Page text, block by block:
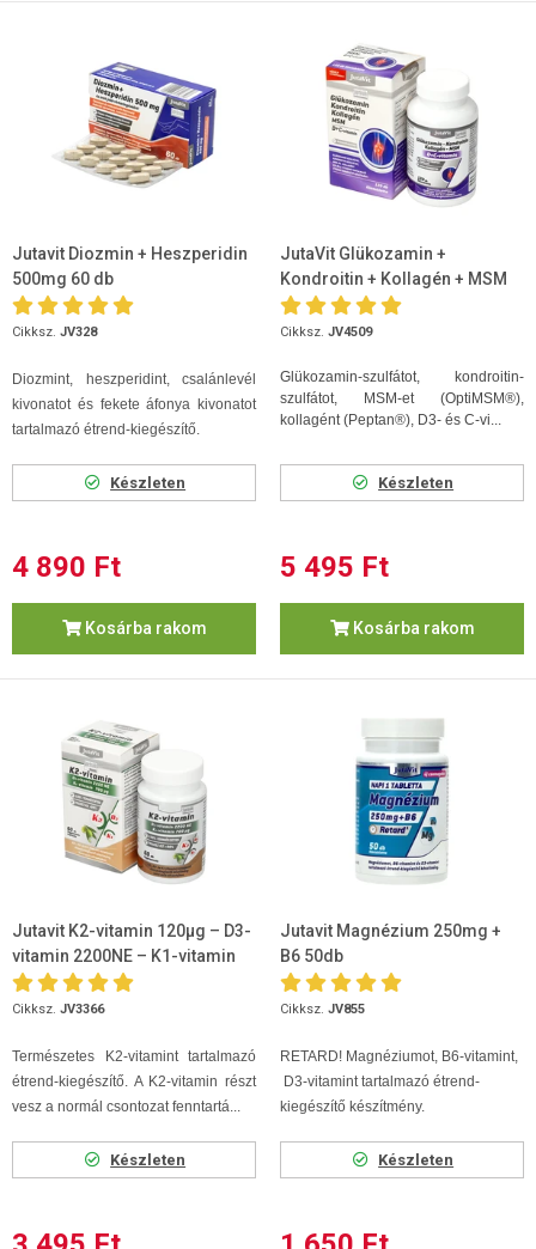
Jutavit Diozmin + Heszperidin
500mg 60 db
Cikksz. JV328
Diozmint, heszperidint, csalánlevél
kivonatot és fekete áfonya kivonatot
tartalmazó étrend-kiegészítő.
Készleten
4 890 Ft
Kosárba rakom
JutaVit Glükozamin +
Kondroitin + Kollagén + MSM
D+C vitamin 120db tabletta
Cikksz. JV4509
Glükozamin-szulfátot, kondroitin-
szulfátot, MSM-et (OptiMSM®),
kollagént (Peptan®), D3- és C-vi...
Készleten
5 495 Ft
Kosárba rakom
Jutavit K2-vitamin 120µg – D3-
vitamin 2200NE – K1-vitamin
700µg 60 kapszula
Cikksz. JV3366
Természetes K2-vitamint tartalmazó
étrend-kiegészítő. A K2-vitamin részt
vesz a normál csontozat fenntartá...
Készleten
Jutavit Magnézium 250mg +
B6 50db
Cikksz. JV855
RETARD! Magnéziumot, B6-vitamint,
D3-vitamint tartalmazó étrend-
kiegészítő készítmény.
Készleten